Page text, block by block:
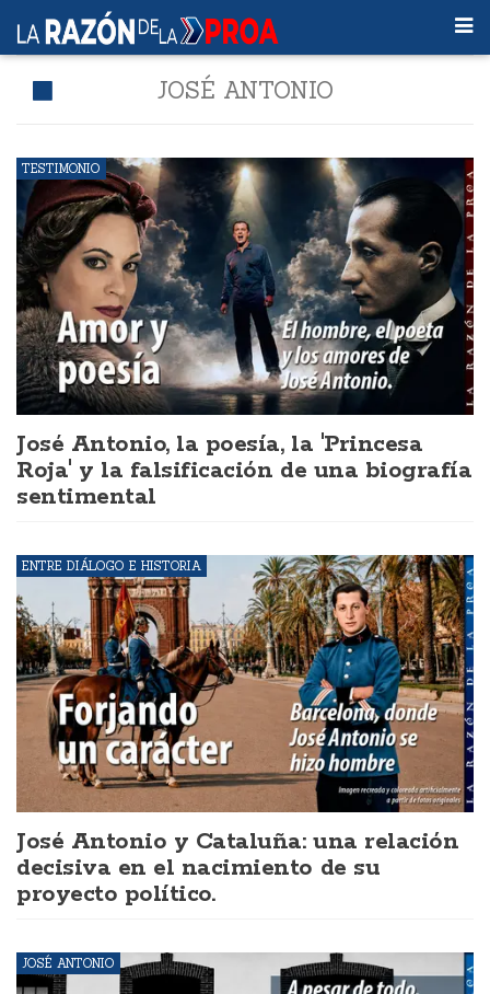
JOSÉ ANTONIO
TESTIMONIO
José Antonio, la poesía, la 'Princesa
Roja' y la falsificación de una biografía
sentimental
ENTRE DIÁLOGO E HISTORIA
José Antonio y Cataluña: una relación
decisiva en el nacimiento de su
proyecto político.
JOSÉ ANTONIO